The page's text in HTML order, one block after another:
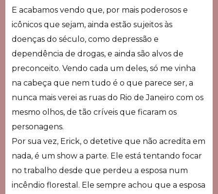
E acabamos vendo que, por mais poderosos e
icônicos que sejam, ainda estão sujeitos às
doenças do século, como depressão e
dependência de drogas, e ainda são alvos de
preconceito. Vendo cada um deles, só me vinha
na cabeça que nem tudo é o que parece ser, a
nunca mais verei as ruas do Rio de Janeiro com os
mesmo olhos, de tão críveis que ficaram os
personagens.
Por sua vez, Erick, o detetive que não acredita em
nada, é um show a parte. Ele está tentando focar
no trabalho desde que perdeu a esposa num
incêndio florestal. Ele sempre achou que a esposa